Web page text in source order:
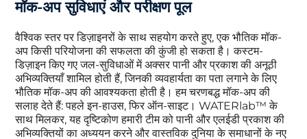
मॉक-अप सुविधाएं और परीक्षण पूल
वैश्विक स्तर पर डिज़ाइनरों के साथ सहयोग करते हुए, एक भौतिक मॉक-
अप किसी परियोजना की सफलता की कुंजी हो सकता है। कस्टम-
डिज़ाइन किए गए जल-सुविधाओं में अक्सर पानी और प्रकाश की अनूठी
अभिव्यक्तियाँ शामिल होती हैं, जिनकी व्यवहार्यता का पता लगाने के लिए
भौतिक मॉक-अप की आवश्यकता होती है। हम चरणबद्ध मॉक-अप की
सलाह देते हैं: पहले इन-हाउस, फिर ऑन-साइट। WATERlab™ के
साथ मिलकर, यह दृष्टिकोण हमारी टीम को पानी और एलईडी प्रकाश की
अभिव्यक्तियों का अध्ययन करने और वास्तविक दुनिया के समाधानों के नए